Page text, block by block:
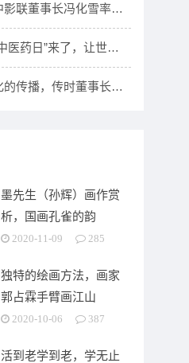
传时文化暨中影联董事长冯化雪率队，与
传时｜“世界中医药日”来了，让世界看
中国传统文化的传播，传时董事长冯化雪
墨先生（孙辉）画作赏
析，国画孔雀的韵
2020-11-09 285
独特的绘画方法，画家
郭占霖手臂画江山
2020-10-06 387
活到老学到老，学无止